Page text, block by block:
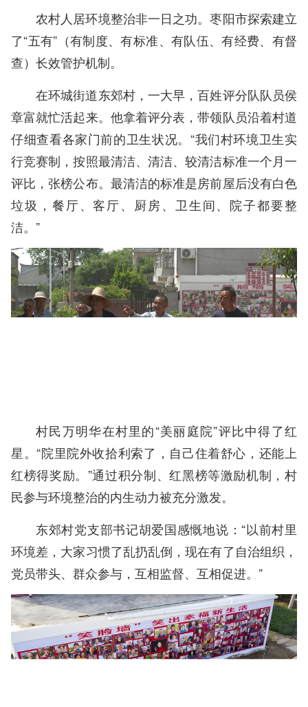
农村人居环境整治非一日之功。枣阳市探索建立
了“五有”（有制度、有标准、有队伍、有经费、有督
查）长效管护机制。
在环城街道东郊村，一大早，百姓评分队队员侯
章富就忙活起来。他拿着评分表，带领队员沿着村道
仔细查看各家门前的卫生状况。“我们村环境卫生实
行竞赛制，按照最清洁、清洁、较清洁标准一个月一
评比，张榜公布。最清洁的标准是房前屋后没有白色
垃圾，餐厅、客厅、厨房、卫生间、院子都要整
洁。”
村民万明华在村里的“美丽庭院”评比中得了红
星。“院里院外收拾利索了，自己住着舒心，还能上
红榜得奖励。”通过积分制、红黑榜等激励机制，村
民参与环境整治的内生动力被充分激发。
东郊村党支部书记胡爱国感慨地说：“以前村里
环境差，大家习惯了乱扔乱倒，现在有了自治组织，
党员带头、群众参与，互相监督、互相促进。”